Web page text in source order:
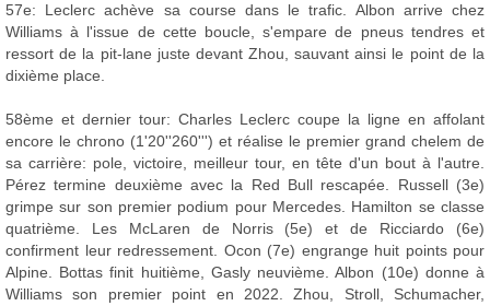
57e: Leclerc achève sa course dans le trafic. Albon arrive chez
Williams à l'issue de cette boucle, s'empare de pneus tendres et
ressort de la pit-lane juste devant Zhou, sauvant ainsi le point de la
dixième place.
58ème et dernier tour: Charles Leclerc coupe la ligne en affolant
encore le chrono (1'20''260''') et réalise le premier grand chelem de
sa carrière: pole, victoire, meilleur tour, en tête d'un bout à l'autre.
Pérez termine deuxième avec la Red Bull rescapée. Russell (3e)
grimpe sur son premier podium pour Mercedes. Hamilton se classe
quatrième. Les McLaren de Norris (5e) et de Ricciardo (6e)
confirment leur redressement. Ocon (7e) engrange huit points pour
Alpine. Bottas finit huitième, Gasly neuvième. Albon (10e) donne à
Williams son premier point en 2022. Zhou, Stroll, Schumacher,